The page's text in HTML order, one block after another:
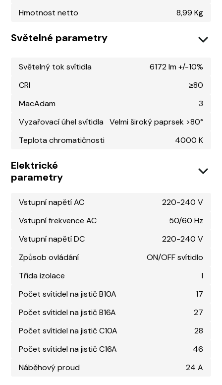
Hmotnost netto
8,99 Kg
Světelné parametry
Světelný tok svítidla
6172 lm +/-10%
CRI
≥80
MacAdam
3
Vyzařovací úhel svítidla
Velmi široký paprsek >80°
Teplota chromatičnosti
4000 K
Elektrické
parametry
Vstupní napětí AC
220-240 V
Vstupní frekvence AC
50/60 Hz
Vstupní napětí DC
220-240 V
Způsob ovládání
ON/OFF svítidlo
Třída izolace
I
Počet svítidel na jistič B10A
17
Počet svítidel na jistič B16A
27
Počet svítidel na jistič C10A
28
Počet svítidel na jistič C16A
46
Náběhový proud
24 A